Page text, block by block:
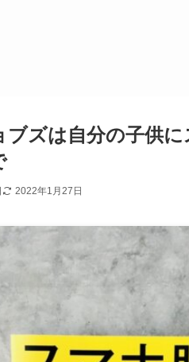
ブズは自分の子供
2022年1月27日